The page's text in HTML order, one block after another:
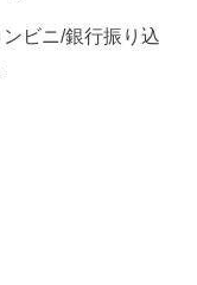
ビニ/銀行振り込